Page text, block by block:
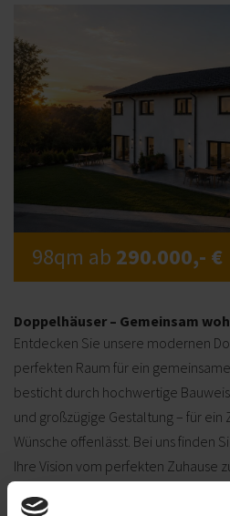
98qm ab 290.000,- €
Doppelhäuser – Gemeinsam
Entdecken Sie unsere modernen
perfekten Raum für ein
besticht durch hochwertige
und großzügige Gestaltung – für ein
Wünsche offenlässt. Bei uns finden
Ihre Vision vom perfekten Zuhause
Details